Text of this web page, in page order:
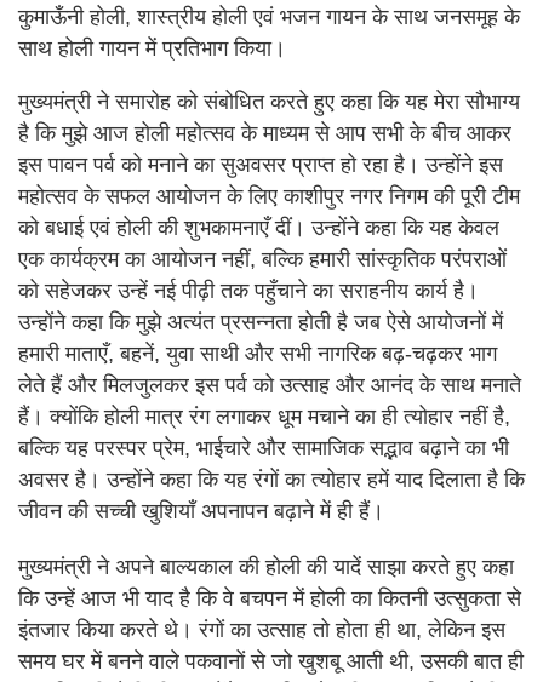
कुमाऊँनी होली, शास्त्रीय होली एवं भजन गायन के साथ जनसमूह के
साथ होली गायन में प्रतिभाग किया।
मुख्यमंत्री ने समारोह को संबोधित करते हुए कहा कि यह मेरा सौभाग्य
है कि मुझे आज होली महोत्सव के माध्यम से आप सभी के बीच आकर
इस पावन पर्व को मनाने का सुअवसर प्राप्त हो रहा है। उन्होंने इस
महोत्सव के सफल आयोजन के लिए काशीपुर नगर निगम की पूरी टीम
को बधाई एवं होली की शुभकामनाएँ दीं। उन्होंने कहा कि यह केवल
एक कार्यक्रम का आयोजन नहीं, बल्कि हमारी सांस्कृतिक परंपराओं
को सहेजकर उन्हें नई पीढ़ी तक पहुँचाने का सराहनीय कार्य है।
उन्होंने कहा कि मुझे अत्यंत प्रसन्नता होती है जब ऐसे आयोजनों में
हमारी माताएँ, बहनें, युवा साथी और सभी नागरिक बढ़-चढ़कर भाग
लेते हैं और मिलजुलकर इस पर्व को उत्साह और आनंद के साथ मनाते
हैं। क्योंकि होली मात्र रंग लगाकर धूम मचाने का ही त्योहार नहीं है,
बल्कि यह परस्पर प्रेम, भाईचारे और सामाजिक सद्भाव बढ़ाने का भी
अवसर है। उन्होंने कहा कि यह रंगों का त्योहार हमें याद दिलाता है कि
जीवन की सच्ची खुशियाँ अपनापन बढ़ाने में ही हैं।
मुख्यमंत्री ने अपने बाल्यकाल की होली की यादें साझा करते हुए कहा
कि उन्हें आज भी याद है कि वे बचपन में होली का कितनी उत्सुकता से
इंतजार किया करते थे। रंगों का उत्साह तो होता ही था, लेकिन इस
समय घर में बनने वाले पकवानों से जो खुशबू आती थी, उसकी बात ही